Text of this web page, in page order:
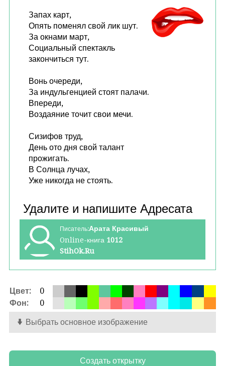
Запах карт,
Опять поменял свой лик шут.
За окнами март,
Социальный спектакль
закончиться тут.
Вонь очереди,
За индульгенцией стоят палачи.
Впереди,
Воздаяние точит свои мечи.
Сизифов труд,
День ото дня свой талант
прожигать.
В Солнца лучах,
Уже никогда не стоять.
Писатель:Арата Красивый
Online-книга 1012
StihOk.Ru
Цвет:
0
Фон:
0
Выбрать основное изображение